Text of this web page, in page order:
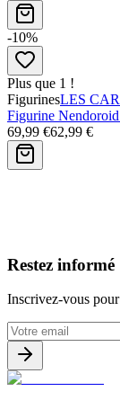
-10%
Plus que 1 !
FigurinesLES
Figurine
69,99 €62,99 €
Restez informé
Inscrivez-vous